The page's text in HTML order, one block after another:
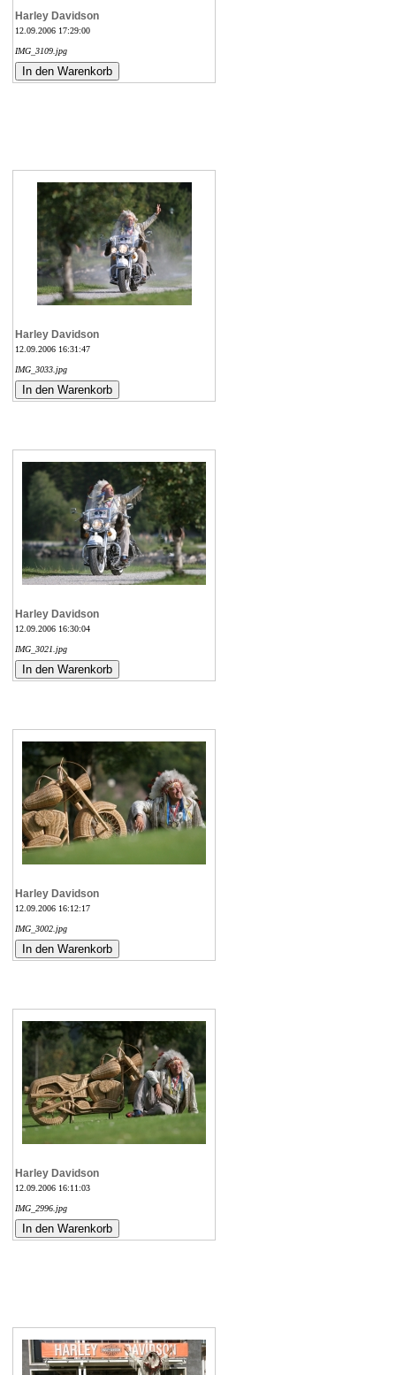
Harley Davidson
12.09.2006 17:29:00
IMG_3109.jpg
Harley Davidson
12.09.2006 16:31:47
IMG_3033.jpg
Harley Davidson
12.09.2006 16:30:04
IMG_3021.jpg
Harley Davidson
12.09.2006 16:12:17
IMG_3002.jpg
Harley Davidson
12.09.2006 16:11:03
IMG_2996.jpg